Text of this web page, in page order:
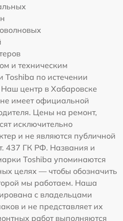
и техническим
Toshiba по истечении
центр в Хабаровске
имеет официальной
Цены на ремонт,
исключительно
и не являются публичной
437 ГК РФ. Названия и
Toshiba упоминаются
целях — чтобы обозначить
мы работаем. Наша
с владельцами
и не представляет их
работ выполняются